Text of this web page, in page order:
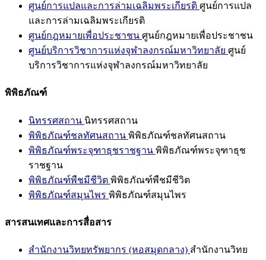
ศูนย์การแปลและการล่ามเฉลิมพระเกียรติ ศูนย์การแปล
และการล่ามเฉลิมพระเกียรติ
ศูนย์กฎหมายเพื่อประชาชน ศูนย์กฎหมายเพื่อประชาชน
ศูนย์บริการวิชาการแห่งจุฬาลงกรณ์มหาวิทยาลัย ศูนย์
บริการวิชาการแห่งจุฬาลงกรณ์มหาวิทยาลัย
พิพิธภัณฑ์
นิทรรศสถาน นิทรรศสถาน
พิพิธภัณฑ์ชลทัศนสถาน พิพิธภัณฑ์ชลทัศนสถาน
พิพิธภัณฑ์พระจุฑาธุชราชฐาน พิพิธภัณฑ์พระจุฑาธุช
ราชฐาน
พิพิธภัณฑ์พืชมีชีวิต พิพิธภัณฑ์พืชมีชีวิต
พิพิธภัณฑ์สมุนไพร พิพิธภัณฑ์สมุนไพร
สารสนเทศและการสื่อสาร
สำนักงานวิทยทรัพยากร (หอสมุดกลาง) สำนักงานวิทย